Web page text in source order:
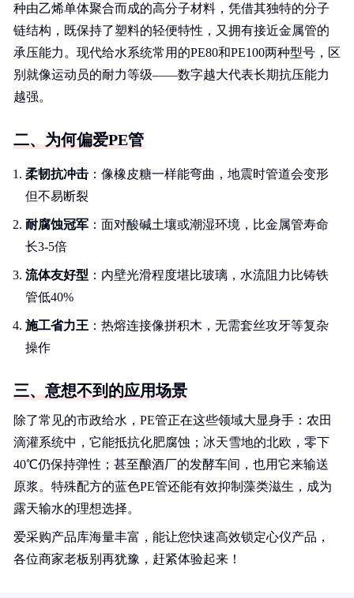
种由乙烯单体聚合而成的高分子材料，凭借其独特的分子
链结构，既保持了塑料的轻便特性，又拥有接近金属管的
承压能力。现代给水系统常用的PE80和PE100两种型号，区
别就像运动员的耐力等级——数字越大代表长期抗压能力
越强。
二、为何偏爱PE管
柔韧抗冲击 ：像橡皮糖一样能弯曲，地震时管道会变形
但不易断裂
耐腐蚀冠军 ：面对酸碱土壤或潮湿环境，比金属管寿命
长3-5倍
流体友好型 ：内壁光滑程度堪比玻璃，水流阻力比铸铁
管低40%
施工省力王 ：热熔连接像拼积木，无需套丝攻牙等复杂
操作
三、意想不到的应用场景
除了常见的市政给水，PE管正在这些领域大显身手：农田
滴灌系统中，它能抵抗化肥腐蚀；冰天雪地的北欧，零下
40℃仍保持弹性；甚至酿酒厂的发酵车间，也用它来输送
原浆。特殊配方的蓝色PE管还能有效抑制藻类滋生，成为
露天输水的理想选择。
爱采购产品库海量丰富，能让您快速高效锁定心仪产品，
各位商家老板别再犹豫，赶紧体验起来！